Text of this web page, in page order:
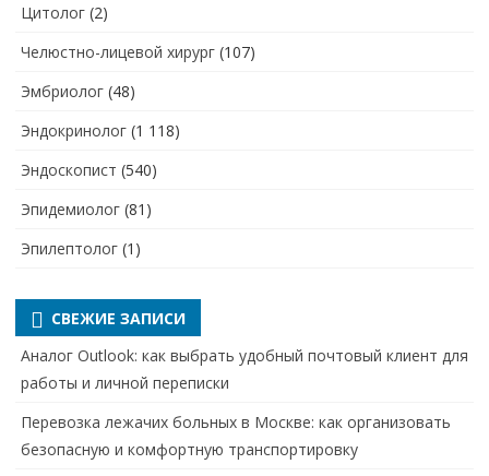
Цитолог (2)
Челюстно-лицевой хирург (107)
Эмбриолог (48)
Эндокринолог (1 118)
Эндоскопист (540)
Эпидемиолог (81)
Эпилептолог (1)
СВЕЖИЕ ЗАПИСИ
Аналог Outlook: как выбрать удобный почтовый клиент для
работы и личной переписки
Перевозка лежачих больных в Москве: как организовать
безопасную и комфортную транспортировку